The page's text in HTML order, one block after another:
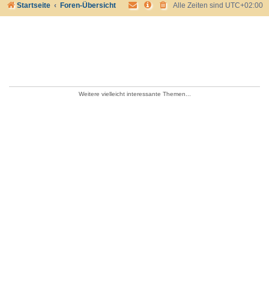
Startseite Foren-Übersicht Alle Zeiten sind UTC+02:00
Weitere vielleicht interessante Themen...